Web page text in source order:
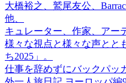
大橋裕之、鷲尾友公、
他、
キュレーター、作家、アー
様々な視点と様々な声とと
ち2025」。
仕事を辞めずにバックパッ